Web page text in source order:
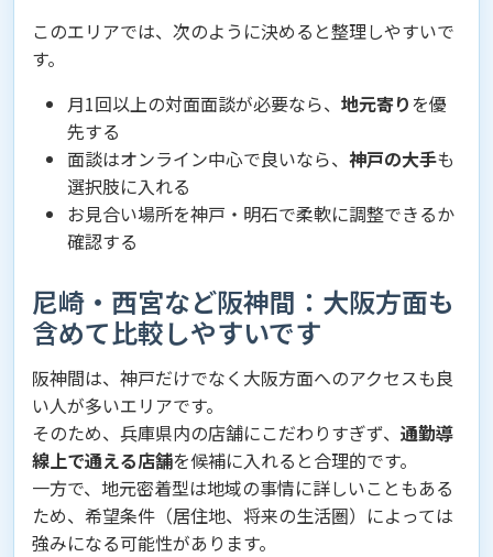
このエリアでは、次のように決めると整理しやすいで
す。
月1回以上の対面面談が必要なら、 地元寄りを優
先する
面談はオンライン中心で良いなら、 神戸の大手も
選択肢に入れる
お見合い場所を神戸・明石で柔軟に調整できるか
確認する
尼崎・西宮など阪神間：大阪方面も
含めて比較しやすいです
阪神間は、神戸だけでなく大阪方面へのアクセスも良
い人が多いエリアです。
そのため、兵庫県内の店舗にこだわりすぎず、 通勤導
線上で通える店舗を候補に入れると合理的です。
一方で、地元密着型は地域の事情に詳しいこともある
ため、希望条件（居住地、将来の生活圏）によっては
強みになる可能性があります。